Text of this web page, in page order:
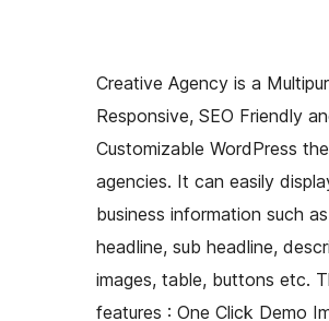
Creative Agency is a
Responsive, SEO Friendly
Customizable WordPress
agencies. It can easily
business information such as
headline, sub headline,
images, table, buttons etc.
features : One Click Demo